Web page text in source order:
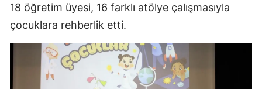
18 öğretim üyesi, 16 farklı atölye çalışmasıyla
çocuklara rehberlik etti.